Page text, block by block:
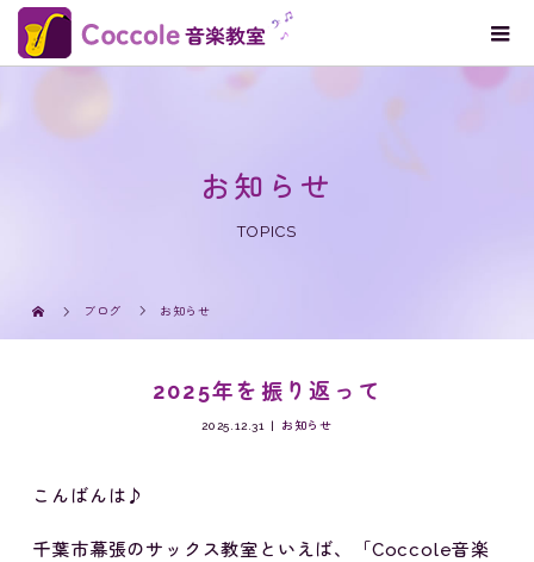
お知らせ
TOPICS
ブログ お知らせ
2025年を振り返って
2025.12.31 お知らせ
こんばんは♪
千葉市幕張のサックス教室といえば、「Coccole音楽